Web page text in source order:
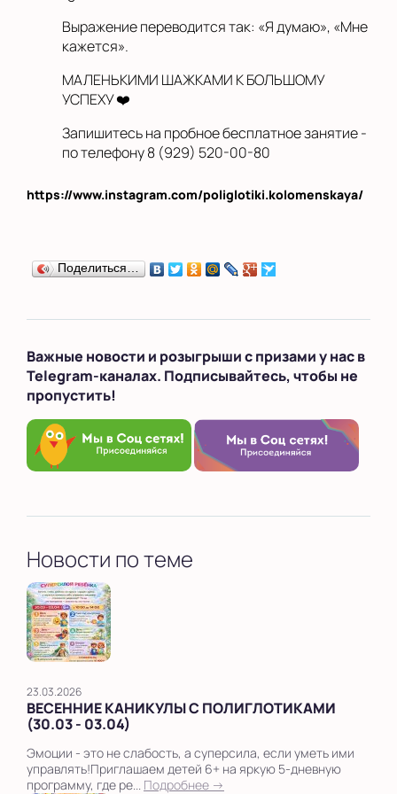
Выражение переводится так: «Я думаю», «Мне
кажется».
МАЛЕНЬКИМИ ШАЖКАМИ К БОЛЬШОМУ
УСПЕХУ ❤️
Запишитесь на пробное бесплатное занятие -
по телефону 8 (929) 520-00-80
https://www.instagram.com/poliglotiki.kolomenskaya/
Поделиться…
Важные новости и розыгрыши с призами у нас в
Telegram-каналах. Подписывайтесь, чтобы не
пропустить!
Новости по теме
23.03.2026
ВЕСЕННИЕ КАНИКУЛЫ С ПОЛИГЛОТИКАМИ
(30.03 - 03.04)
Эмоции - это не слабость, а суперсила, если уметь ими
управлять!Приглашаем детей 6+ на яркую 5-дневную
программу, где ре... Подробнее →